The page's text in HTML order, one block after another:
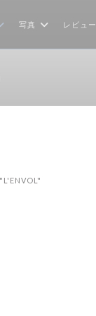
写真 レビュー
"L'ENVOL"